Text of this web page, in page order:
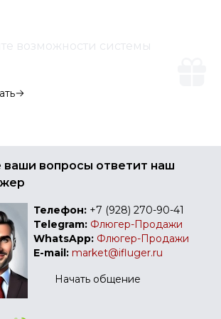
возможности системы
ваши вопросы ответит наш
Телефон: +7 (928) 270-90-41
Telegram: Флюгер-Продажи
WhatsApp: Флюгер-Продажи
E-mail: market@ifluger.ru
Начать общение